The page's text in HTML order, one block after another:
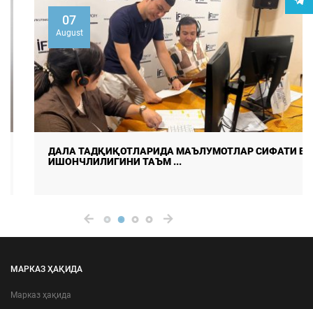
07
August
ДАЛА ТАДҚИҚОТЛАРИДА МАЪЛУМОТЛАР СИФАТИ ВА
ИШОНЧЛИЛИГИНИ ТАЪМ ...
МАРКАЗ ҲАҚИДА
Марказ ҳақида